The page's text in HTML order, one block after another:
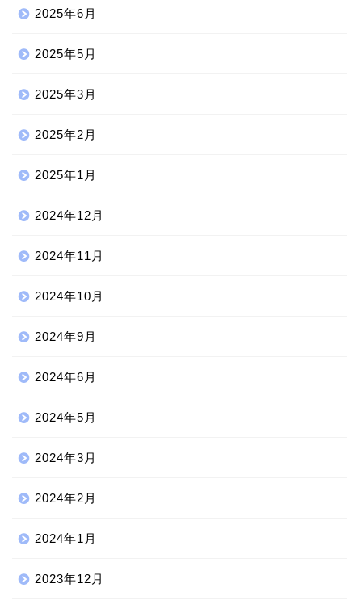
2025年6月
2025年5月
2025年3月
2025年2月
2025年1月
2024年12月
2024年11月
2024年10月
2024年9月
2024年6月
2024年5月
2024年3月
2024年2月
2024年1月
2023年12月